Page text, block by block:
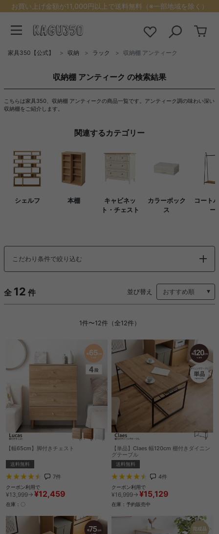
お買い上げ金額が11,000円以上で送料無料（※一部地域を除く）
家具350【公式】 収納 ラック 収納棚 アンティーク
収納棚 アンティーク の検索結果
こちらは家具350、収納棚 アンティークの商品一覧です。アンティーク調の味わい深い
収納棚をご紹介します。
関連するカテゴリー
シェルフ 本棚
キャビネッ
ト・チェスト
カラーボック
ス
コート
ー
こだわり条件で絞り込む
全 12 件 並び替え
1件〜12件（全12件）
【幅65cm】脚付きチェスト
送料無料
7件
クーポン利用で
¥13,999→ ¥12,459
在庫：〇
【単品】Claes 幅120cm 棚付きダイニン
グテーブル
送料無料
4件
クーポン利用で
¥16,999→ ¥15,129
在庫：予約販売中